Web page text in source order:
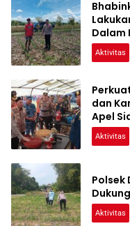
Dalam
Pangan
Aktivitas
dan
Apel
Aktivitas
Polsek
Aktivitas